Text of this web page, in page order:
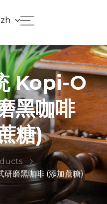
zh
Kopi-O
黑咖啡
糖)
研磨黑咖啡 (添加蔗糖)